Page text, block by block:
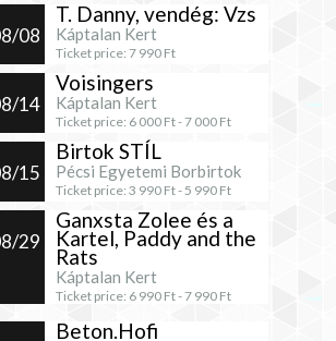
08
T. Danny, vendég: Vzs
Káptalan Kert
Ticket price: 7 990 Ft
14
Voisingers
Káptalan Kert
Ticket price: 6 000 Ft -7 000 Ft
15
Birtok STÍL
Pécsi Egyetemi Borbirtok
Ticket price: 3 990 Ft - 5 990 Ft
29
Ganxsta Zolee és a
Kartel, Paddy and the
Rats
Káptalan Kert
Ticket price: 6 990 Ft -7 990 Ft
Beton.Hofi